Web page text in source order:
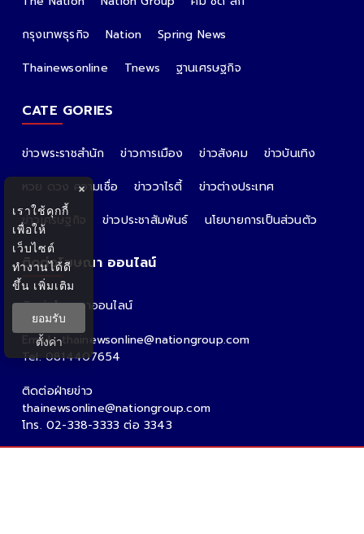
กรุงเทพธุรกิจ
Nation
Spring News
Thainewsonline
Tnews ฐานเศรษฐกิจ
CATE GORIES
ข่าวพระราชสำนัก ข่าวการเมือง ข่าวสังคม
ข่าวบันเทิง
หวย ดวง ความเชื่อ
ข่าววาไรตี้
ข่าวต่างประเทศ
ข่าวเศรษฐกิจ
ข่าวประชาสัมพันธ์ นโยบายการเป็นส่วนตัว
ติดต่อโฆษณา ออนไลน์
ติดต่อโฆษณาออนไลน์
คุณอ้อ
Email : thainewsonline@nationgroup.com
Tel: 0814407654
ติดต่อฝ่ายข่าว
thainewsonline@nationgroup.com
โทร. 02-338-3333 ต่อ 3343
×
เราใช้คุกกี้
เพื่อให้
เว็บไซต์
ทำงานได้ดี
ขึ้น เพิ่มเติม
ยอมรับ
ตั้งค่า